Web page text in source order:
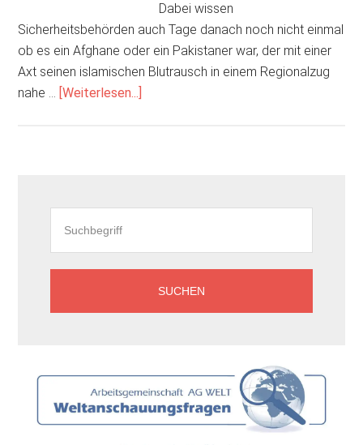
Dabei wissen
Sicherheitsbehörden auch Tage danach noch nicht einmal
ob es ein Afghane oder ein Pakistaner war, der mit einer
Axt seinen islamischen Blutrausch in einem Regionalzug
nahe … [Weiterlesen...]